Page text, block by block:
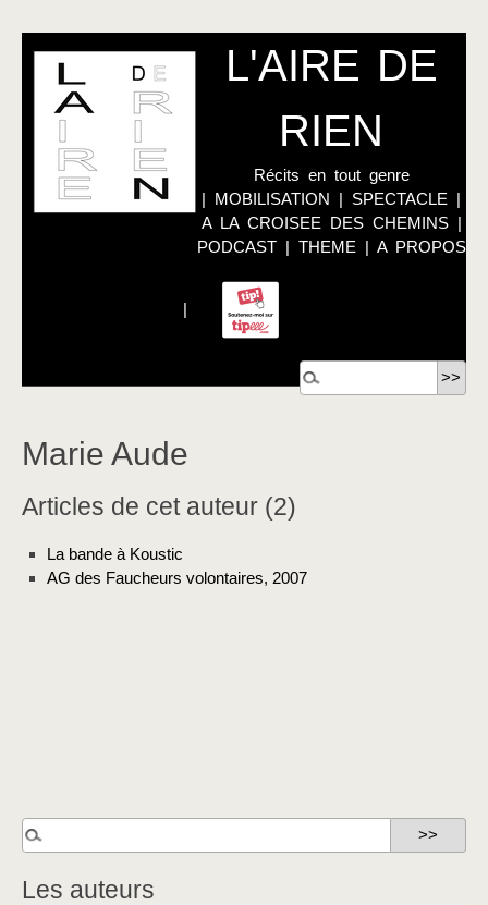
L'AIRE DE
RIEN
Récits en tout genre
| MOBILISATION | SPECTACLE |
A LA CROISEE DES CHEMINS|
PODCAST| THEME | A PROPOS
|
Marie Aude
Articles de cet auteur (2)
La bande à Koustic
AG des Faucheurs volontaires, 2007
Les auteurs